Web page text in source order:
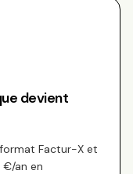
devient
Factur-X et
€/an en